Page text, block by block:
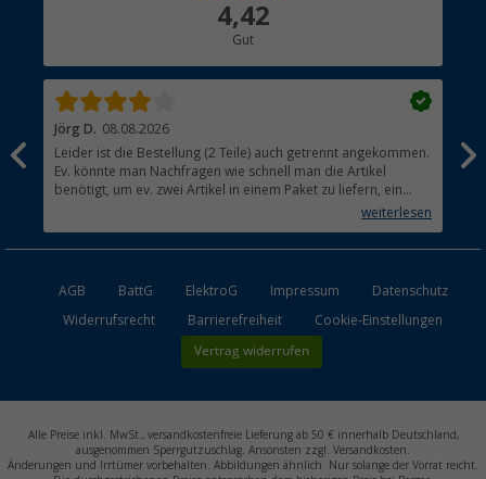
4,42
Gut
Jörg D. 08.08.2026
Leider ist die Bestellung (2 Teile) auch getrennt angekommen.
Ev. könnte man Nachfragen wie schnell man die Artikel
benötigt, um ev. zwei Artikel in einem Paket zu liefern, ein
weiterlesen
Ich
AGB BattG ElektroG Impressum
Datenschutz
Widerrufsrecht
Barrierefreiheit Cookie-Einstellungen
Vertrag widerrufen
Alle Preise inkl. MwSt., versandkostenfreie Lieferung ab 50 € innerhalb Deutschland,
ausgenommen Sperrgutzuschlag. Ansonsten zzgl. Versandkosten.
Änderungen und Irrtümer vorbehalten. Abbildungen ähnlich. Nur solange der Vorrat reicht.